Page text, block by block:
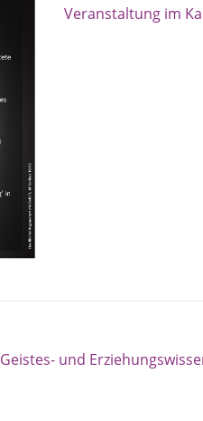
Veranstaltung im
Geistes- und